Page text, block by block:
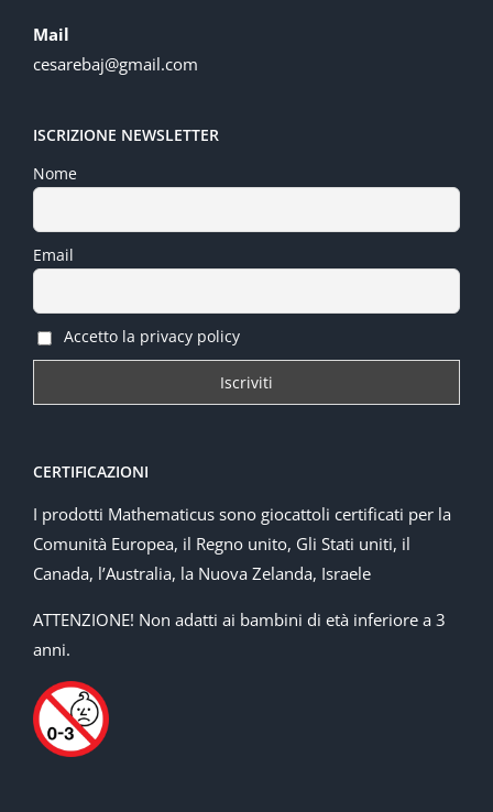
Mail
cesarebaj@gmail.com
ISCRIZIONE NEWSLETTER
Nome
Email
Accetto la privacy policy
CERTIFICAZIONI
I prodotti Mathematicus sono giocattoli certificati per la
Comunità Europea, il Regno unito, Gli Stati uniti, il
Canada, l’Australia, la Nuova Zelanda, Israele
ATTENZIONE! Non adatti ai bambini di età inferiore a 3
anni.